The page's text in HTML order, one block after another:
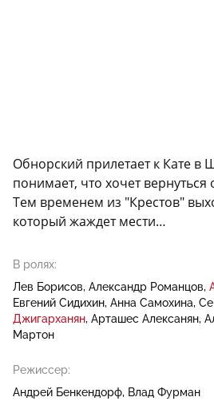
Обнорский прилетает к Кате в
понимает, что хочет
Тем временем из "Крестов"
который жаждет мести…
В ролях:
Лев Борисов Александр Романцов
Евгений Сидихин Анна Самохина
Джигарханян Арташес Алексанян
Мартон
Режиссер:
Андрей Бенкендорф Влад Фурман